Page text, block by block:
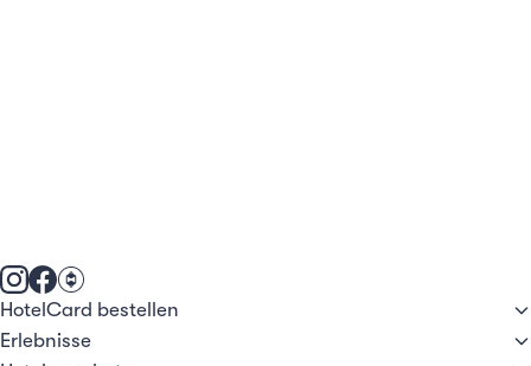
HotelCard bestellen
Erlebnisse